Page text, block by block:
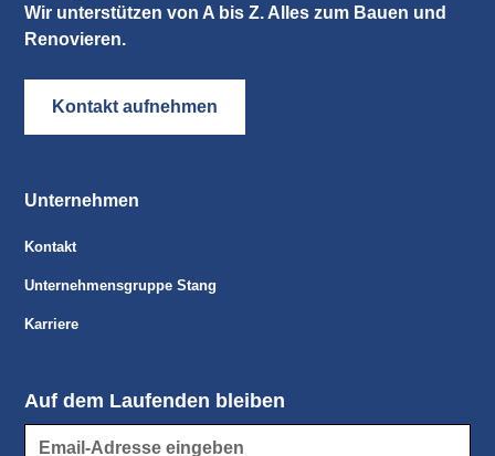
Wir unterstützen von A bis Z. Alles zum Bauen und
Renovieren.
Kontakt aufnehmen
Unternehmen
Kontakt
Unternehmensgruppe Stang
Karriere
Auf dem Laufenden bleiben